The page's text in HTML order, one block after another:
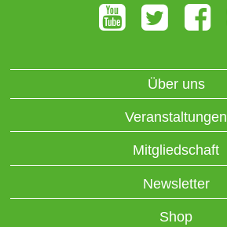
Über uns
Veranstaltungen
Mitgliedschaft
Newsletter
Shop